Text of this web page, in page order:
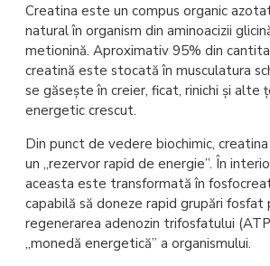
Creatina este un compus organic
natural în organism din aminoacizii
metionină. Aproximativ 95% din
creatină este stocată în musculatura
se găsește în creier, ficat, rinichi și alte
energetic crescut.
Din punct de vedere biochimic,
un „rezervor rapid de energie”. În
aceasta este transformată în
capabilă să doneze rapid grupări fosfat
regenerarea adenozin trifosfatului
„monedă energetică” a organismului.